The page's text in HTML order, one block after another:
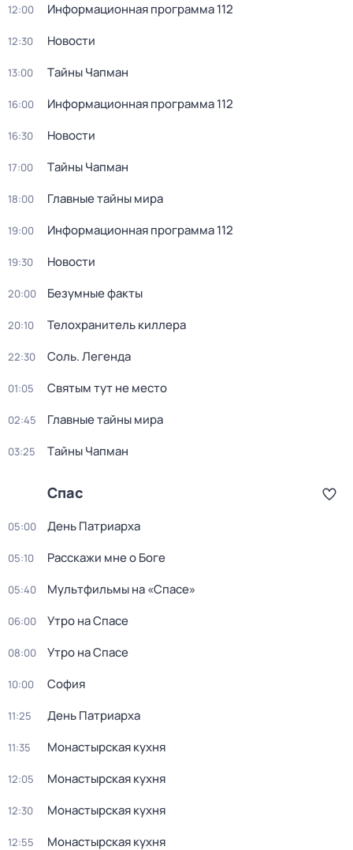
12:00 Информационная программа 112
12:30 Новости
13:00 Тaйны Чапман
16:00 Информационная программа 112
16:30 Новости
17:00 Тaйны Чапман
18:00 Главные тайны мира
19:00 Информационная программа 112
19:30 Новости
20:00 Безумные факты
20:10 Телохранитель киллера
22:30 Соль. Легенда
01:05 Святым тут не место
02:45 Главные тайны мира
03:25 Тaйны Чапман
Спас
05:00 День Патриарха
05:10 Расскажи мне о Боге
05:40 Мультфильмы на «Спасе»
06:00 Утро на Спасе
08:00 Утро на Спасе
10:00 София
11:25 День Патриарха
11:35 Монастырская кухня
12:05 Монастырская кухня
12:30 Монастырская кухня
12:55 Монастырская кухня